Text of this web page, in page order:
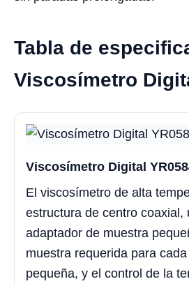
Tabla de
Viscosímetro
Viscosímetro Digital
El viscosímetro de alta
estructura de centro coaxial,
adaptador de muestra
muestra requerida para
pequeña, y el control de la